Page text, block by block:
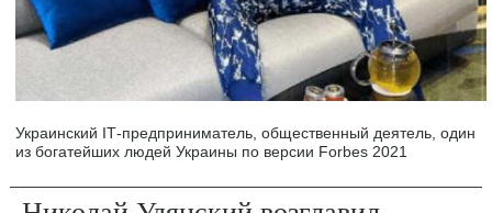
Украинский ІТ-предприниматель, общественный деятель, один
из богатейших людей Украины по версии Forbes 2021